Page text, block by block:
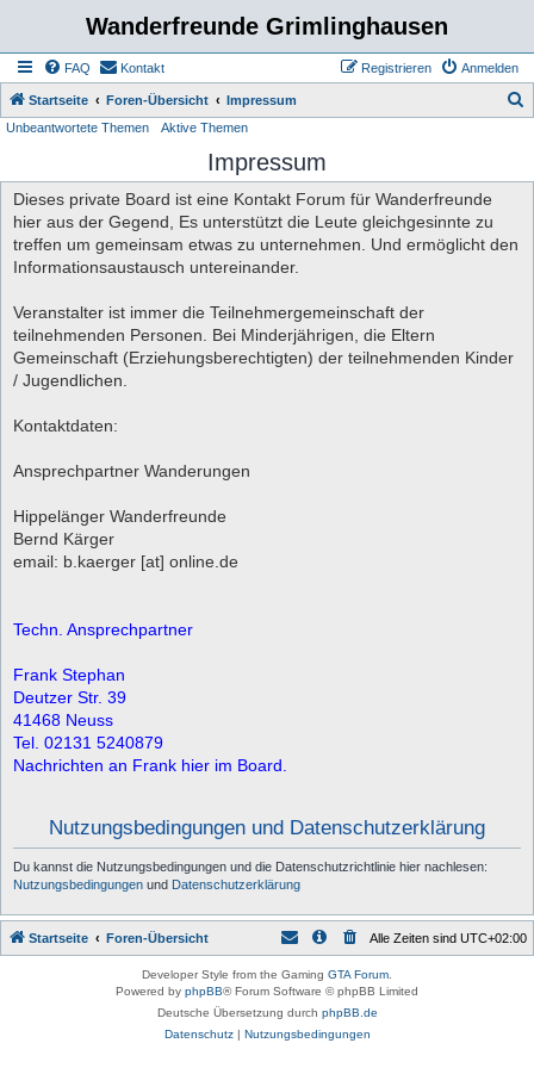
Wanderfreunde Grimlinghausen
FAQ Kontakt Anmelden
Registrieren
Startseite Foren-Übersicht Impressum
h
Unbeantwortete Themen Aktive Themen
Impressum
Dieses private Board ist eine Kontakt Forum für Wanderfreunde
hier aus der Gegend, Es unterstützt die Leute gleichgesinnte zu
treffen um gemeinsam etwas zu unternehmen. Und ermöglicht den
Informationsaustausch untereinander.
Veranstalter ist immer die Teilnehmergemeinschaft der
teilnehmenden Personen. Bei Minderjährigen, die Eltern
Gemeinschaft (Erziehungsberechtigten) der teilnehmenden Kinder
/ Jugendlichen.
Kontaktdaten:
Ansprechpartner Wanderungen
Hippelänger Wanderfreunde
Bernd Kärger
email: b.kaerger [at] online.de
Techn. Ansprechpartner
Frank Stephan
Deutzer Str. 39
41468 Neuss
Tel. 02131 5240879
Nachrichten an Frank hier im Board.
Nutzungsbedingungen und Datenschutzerklärung
Du kannst die Nutzungsbedingungen und die Datenschutzrichtlinie hier nachlesen:
Nutzungsbedingungen und Datenschutzerklärung
Startseite Foren-Übersicht Alle Zeiten sind UTC+02:00
Developer Style from the Gaming GTA Forum
Powered by phpBB® Forum Software © phpBB Limited
Deutsche Übersetzung durch phpBB.de
Datenschutz| Nutzungsbedingungen